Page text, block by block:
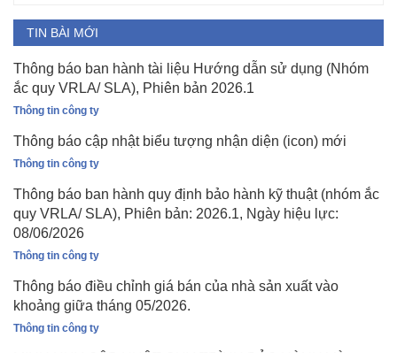
TIN BÀI MỚI
Thông báo ban hành tài liệu Hướng dẫn sử dụng (Nhóm
ắc quy VRLA/ SLA), Phiên bản 2026.1
Thông tin công ty
Thông báo cập nhật biểu tượng nhận diện (icon) mới
Thông tin công ty
Thông báo ban hành quy định bảo hành kỹ thuật (nhóm ắc
quy VRLA/ SLA), Phiên bản: 2026.1, Ngày hiệu lực:
08/06/2026
Thông tin công ty
Thông báo điều chỉnh giá bán của nhà sản xuất vào
khoảng giữa tháng 05/2026.
Thông tin công ty